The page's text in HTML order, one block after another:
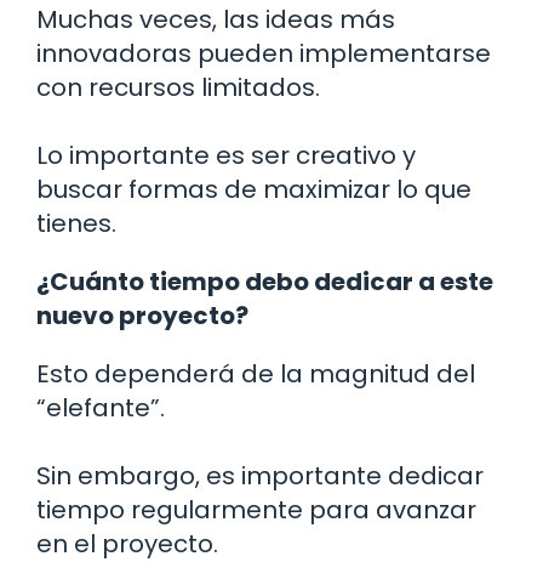
Muchas veces, las ideas más
innovadoras pueden implementarse
con recursos limitados.
Lo importante es ser creativo y
buscar formas de maximizar lo que
tienes.
¿Cuánto tiempo debo dedicar a este
nuevo proyecto?
Esto dependerá de la magnitud del
“elefante”.
Sin embargo, es importante dedicar
tiempo regularmente para avanzar
en el proyecto.